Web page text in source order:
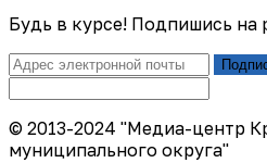
Будь в курсе! Подпишись на
© 2013-2024 "Медиа-центр
муниципального округа"